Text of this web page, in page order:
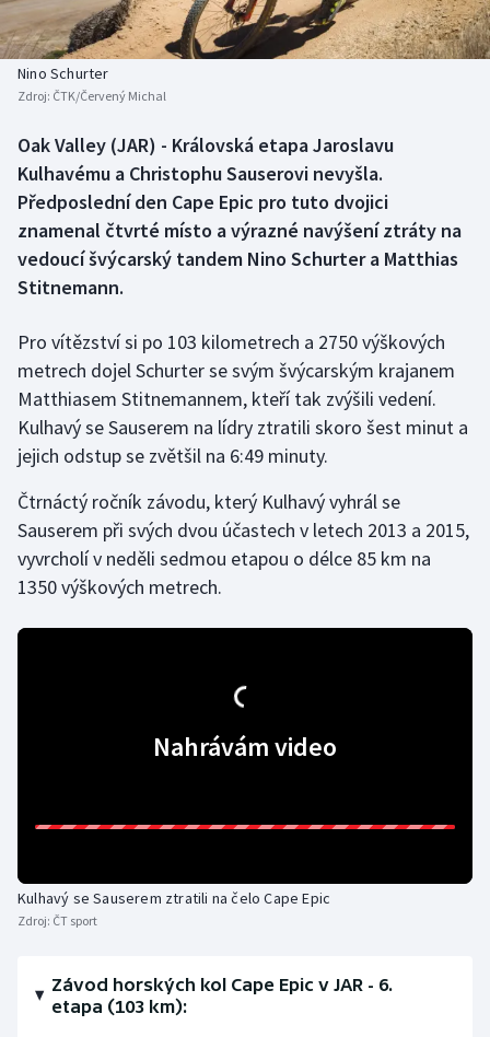
Box
Curling
Florbal
Házená
Jezdectví
Krasobruslení
Lezení
Plavání
Ragby
Nino Schurter
Zdroj: ČTK/Červený Michal
Oak Valley (JAR) - Královská etapa Jaroslavu
Kulhavému a Christophu Sauserovi nevyšla.
Předposlední den Cape Epic pro tuto dvojici
znamenal čtvrté místo a výrazné navýšení ztráty na
vedoucí švýcarský tandem Nino Schurter a Matthias
Stitnemann.
Pro vítězství si po 103 kilometrech a 2750 výškových
metrech dojel Schurter se svým švýcarským krajanem
Matthiasem Stitnemannem, kteří tak zvýšili vedení.
Kulhavý se Sauserem na lídry ztratili skoro šest minut a
jejich odstup se zvětšil na 6:49 minuty.
Čtrnáctý ročník závodu, který Kulhavý vyhrál se
Sauserem při svých dvou účastech v letech 2013 a 2015,
vyvrcholí v neděli sedmou etapou o délce 85 km na
1350 výškových metrech.
Nahrávám video
Kulhavý se Sauserem ztratili na čelo Cape Epic
Zdroj: ČT sport
Závod horských kol Cape Epic v JAR - 6.
etapa (103 km):